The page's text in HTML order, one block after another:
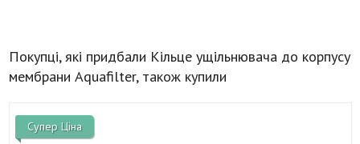
Покупці, які придбали Кільце ущільнювача до корпусу
мембрани Aquafilter, також купили
Супер Ціна